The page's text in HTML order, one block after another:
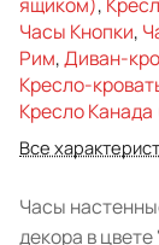
ящиком),
Часы Кнопки,
Рим,Диван-
Кресло-
Кресло
Все
Часы
декора в